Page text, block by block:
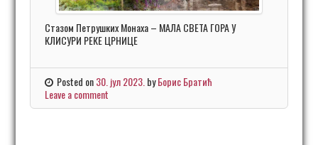
Стазом Петрушких Монаха – МАЛА СВЕТА ГОРА У
КЛИСУРИ РЕКЕ ЦРНИЦЕ
Posted on30. јул 2023. byБорис Братић
Leave a comment